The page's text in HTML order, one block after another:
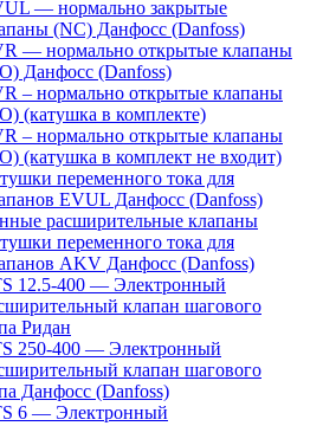
— нормально закрытые
(NC) Данфосс (Danfoss)
— нормально открытые клапаны
Данфосс (Danfoss)
– нормально открытые клапаны
(катушка в комплекте)
– нормально открытые клапаны
(катушка в комплект не входит)
переменного тока для
EVUL Данфосс (Danfoss)
расширительные клапаны
переменного тока для
AKV Данфосс (Danfoss)
12.5-400 — Электронный
клапан шагового
Ридан
250-400 — Электронный
клапан шагового
Данфосс (Danfoss)
6 — Электронный